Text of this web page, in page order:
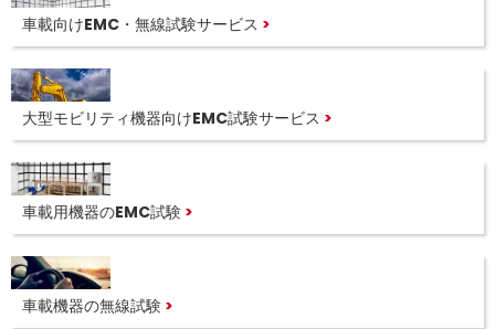
車載向けEMC・無線試験サービス
大型モビリティ機器向けEMC試験サービス
車載用機器のEMC試験
車載機器の無線試験